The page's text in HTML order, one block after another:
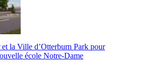
et la Ville d’Otterburn Park pour
école Notre-Dame